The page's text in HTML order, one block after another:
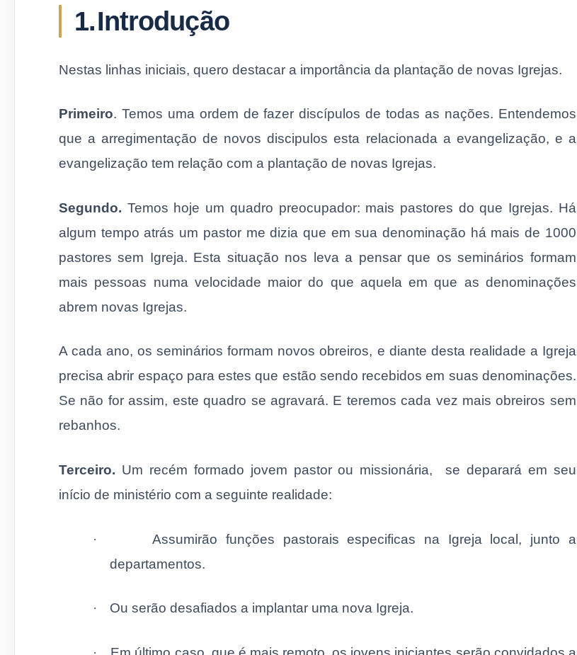
1.Introdução
Nestas linhas iniciais, quero destacar a importância da plantação de novas Igrejas.
Primeiro. Temos uma ordem de fazer discípulos de todas as nações. Entendemos
que a arregimentação de novos discipulos esta relacionada a evangelização, e a
evangelização tem relação com a plantação de novas Igrejas.
Segundo. Temos hoje um quadro preocupador: mais pastores do que Igrejas. Há
algum tempo atrás um pastor me dizia que em sua denominação há mais de 1000
pastores sem Igreja. Esta situação nos leva a pensar que os seminários formam
mais pessoas numa velocidade maior do que aquela em que as denominações
abrem novas Igrejas.
A cada ano, os seminários formam novos obreiros, e diante desta realidade a Igreja
precisa abrir espaço para estes que estão sendo recebidos em suas denominações.
Se não for assim, este quadro se agravará. E teremos cada vez mais obreiros sem
rebanhos.
Terceiro. Um recém formado jovem pastor ou missionária,
se deparará em seu
início de ministério com a seguinte realidade:
·
Assumirão funções pastorais especificas na Igreja local, junto a
departamentos.
· Ou serão desafiados a implantar uma nova Igreja.